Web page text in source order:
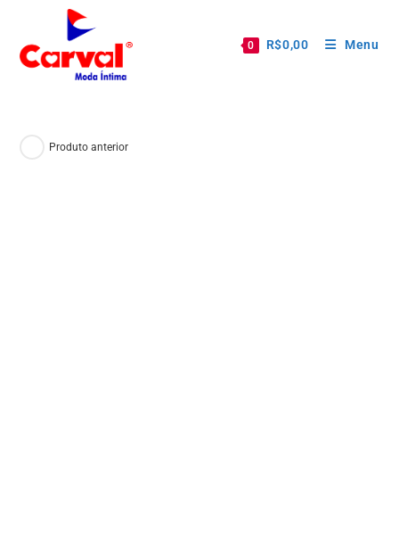
0 R$0,00 Menu
Produto anterior